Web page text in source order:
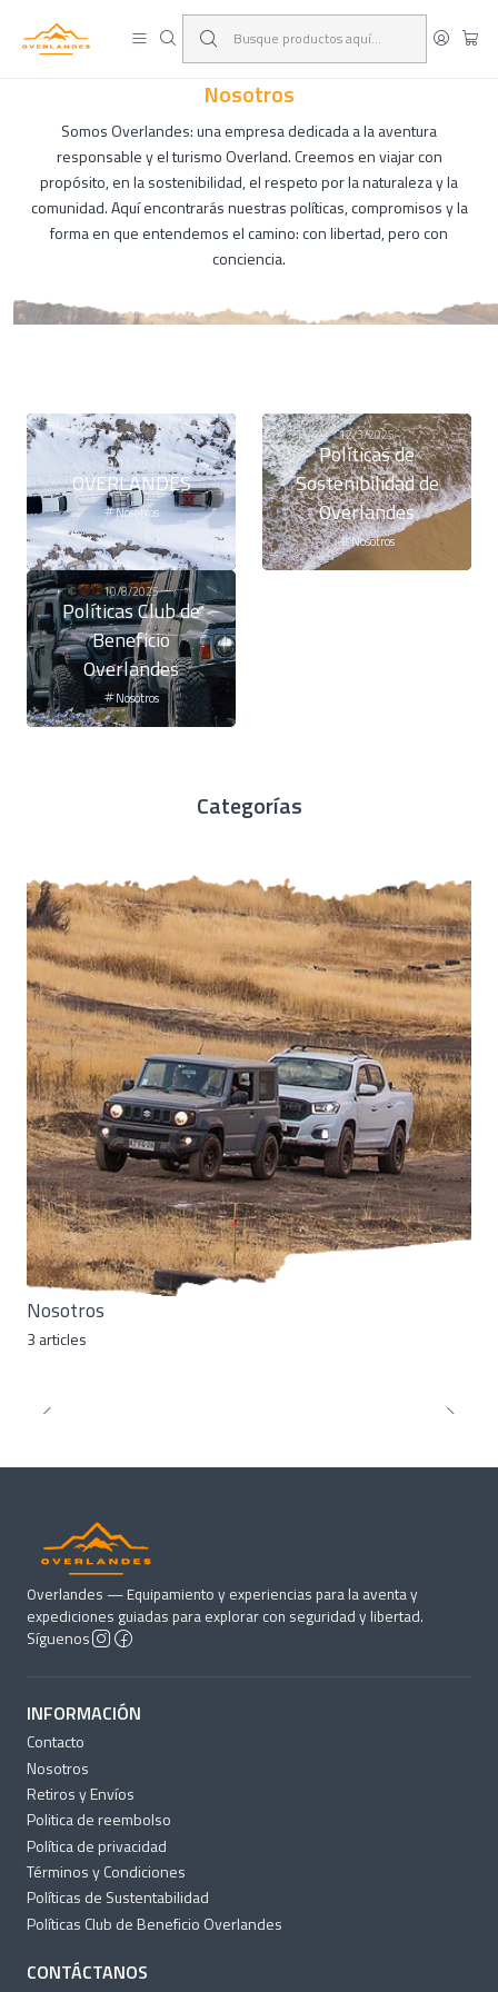
¡Viaja y deja las excusas!
Nosotros
Somos Overlandes: una empresa dedicada a la aventura
responsable y el turismo Overland. Creemos en viajar con
propósito, en la sostenibilidad, el respeto por la naturaleza y la
comunidad. Aquí encontrarás nuestras políticas, compromisos y la
forma en que entendemos el camino: con libertad, pero con
conciencia.
29/11/2021
OVERLANDES
Nosotros
12/3/2025
Políticas de
Sostenibilidad de
Overlandes
Nosotros
10/8/2025
Políticas Club de
Beneficio
Overlandes
Nosotros
Categorías
Nosotros
3 articles
Overlandes — Equipamiento y experiencias para la aventa y
expediciones guiadas para explorar con seguridad y libertad.
Síguenos
INFORMACIÓN
Contacto
Nosotros
Retiros y Envíos
Politica de reembolso
Política de privacidad
Términos y Condiciones
Políticas de Sustentabilidad
Políticas Club de Beneficio Overlandes
CONTÁCTANOS